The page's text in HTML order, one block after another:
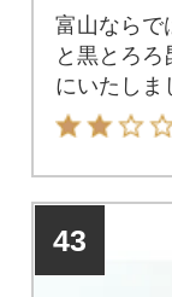
富山ならで
と黒とろろ
にいたしま
43